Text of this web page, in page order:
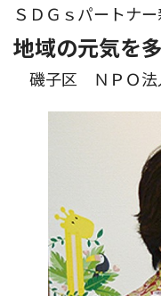
ＳＤＧｓパートナー
地域の元気を
磯子区 ＮＰＯ法